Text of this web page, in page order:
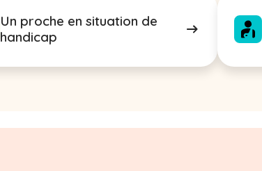
Un proche en situation de
handicap